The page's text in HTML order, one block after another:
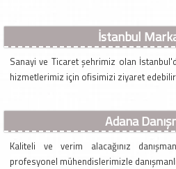
İstanbul
Sanayi ve Ticaret şehrimiz olan
hizmetlerimiz için ofisimizi ziyaret
Adana
Kaliteli ve verim alacağınız
profesyonel mühendislerimizle